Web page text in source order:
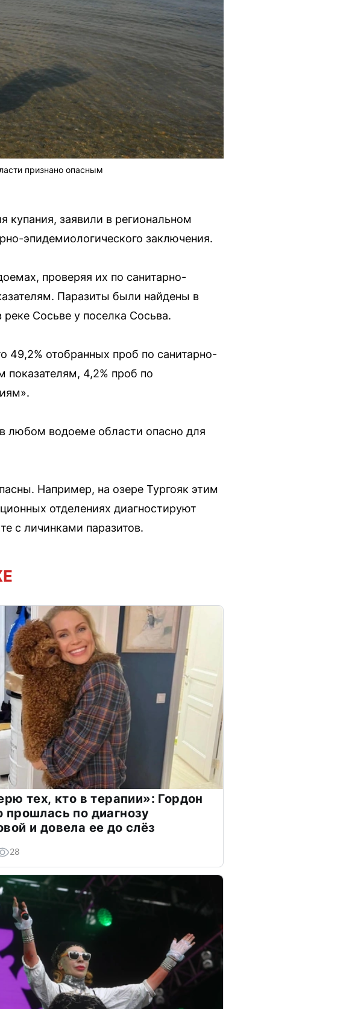
признано опасным
купания, заявили в региональном
эпидемиологического заключения.
проверяя их по санитарно-
Паразиты были найдены в
Сосьве у поселка Сосьва.
49,2% отобранных проб по санитарно-
показателям, 4,2% проб по
любом водоеме области опасно для
Например, на озере Тургояк этим
отделениях диагностируют
с личинками паразитов.
тех, кто в терапии»: Гордон
прошлась по диагнозу
и довела ее до слёз
28